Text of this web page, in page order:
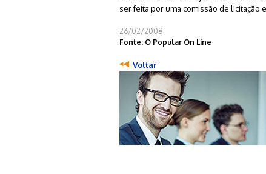
ser feita por uma comissão de licitação
26/02/2008
Fonte: O Popular On Line
Voltar